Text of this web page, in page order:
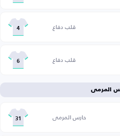
قلب دفاع 4
قلب دفاع 6
المرمى
حارس المرمى 31